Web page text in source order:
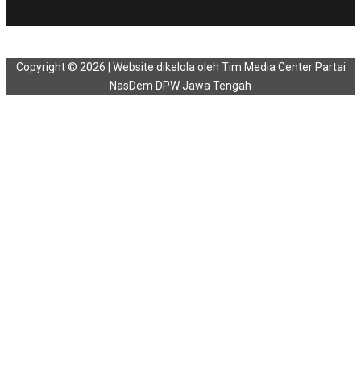
Copyright © 2026 | Website dikelola oleh Tim Media Center Partai
NasDem DPW Jawa Tengah